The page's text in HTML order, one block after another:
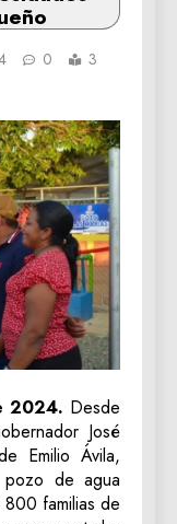
0
3
2024. Desde
José
Emilio Ávila,
de agua
familias de